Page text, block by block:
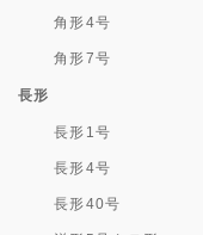
角形4号
角形7号
長形
長形1号
長形4号
長形40号